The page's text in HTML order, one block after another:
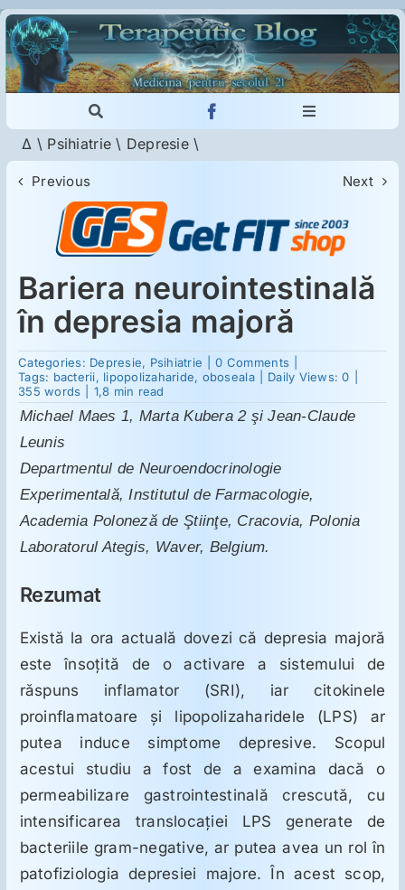
Skip
to
content
Toggle
Navigation
Cautare...
Toggle
Imunologie
Dermatologie
Psihiatrie
Neurologie
Intoleranţa la gluten
Reumatologie
Mesajele lui Reichelt
Dietă
LDN
ORL
Oncologie
Δ \ Psihiatrie \ Depresie \
Previous Next
Bariera neurointestinală
în depresia majoră
Categories: Depresie, Psihiatrie 0 Comments
Bariera
depresia
Tags: bacterii, lipopolizaharide, oboseala Daily Views: 0
355 words
1,8 min read
Michael Maes 1, Marta Kubera 2 şi Jean-Claude
Leunis
Departmentul de Neuroendocrinologie
Experimentală, Institutul de Farmacologie,
Academia Poloneză de Ştiinţe, Cracovia, Polonia
Laboratorul Ategis, Waver, Belgium.
Rezumat
Există la ora actuală dovezi că depresia majoră
este însoţită de o activare a sistemului de
răspuns inflamator (SRI), iar citokinele
proinflamatoare şi lipopolizaharidele (LPS) ar
putea induce simptome depresive. Scopul
acestui studiu a fost de a examina dacă o
permeabilizare gastrointestinală crescută, cu
intensificarea translocaţiei LPS generate de
bacteriile gram-negative, ar putea avea un rol în
patofiziologia depresiei majore. În acest scop,